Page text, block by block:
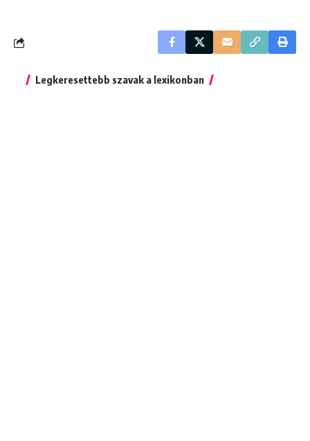
Legkeresettebb szavak a lexikonban